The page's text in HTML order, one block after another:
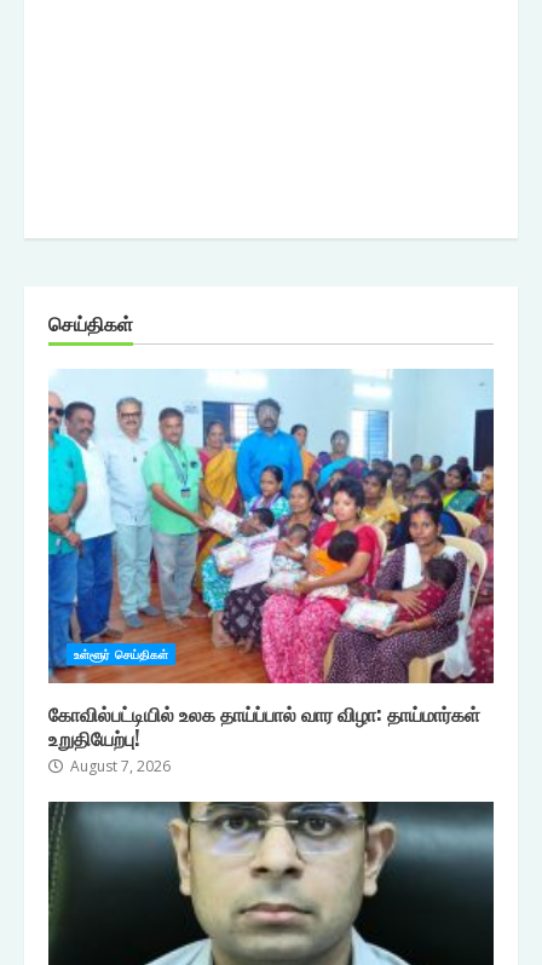
செய்திகள்
உள்ளூர் செய்திகள்
கோவில்பட்டியில் உலக தாய்ப்பால் வார விழா: தாய்மார்கள்
உறுதியேற்பு!
August 7, 2026